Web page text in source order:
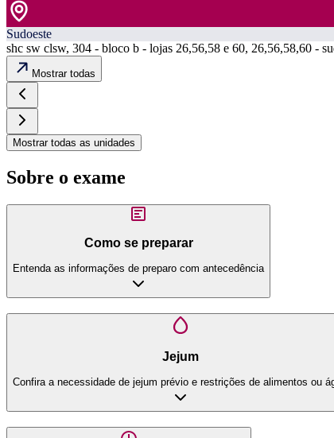
Sudoeste
shc sw clsw, 304 - bloco b - lojas 26,56,58 e 60, 26,56,58,60 -
Mostrar todas
Mostrar todas as unidades
Sobre o exame
Como se preparar
Entenda as informações de preparo com antecedência
Jejum
Confira a necessidade de jejum prévio e restrições de alimentos ou